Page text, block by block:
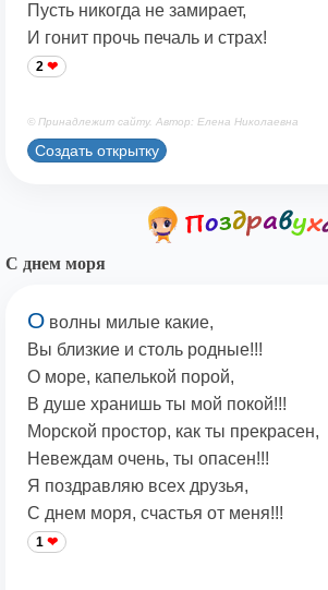
Пусть никогда не замирает,
И гонит прочь печаль и страх!
2
© Принадлежит сайту. Автор: Елена Николаевна
Создать открытку
С днем моря
О волны милые какие,
Вы близкие и столь родные!!!
О море, капелькой порой,
В душе хранишь ты мой покой!!!
Морской простор, как ты прекрасен,
Невеждам очень, ты опасен!!!
Я поздравляю всех друзья,
С днем моря, счастья от меня!!!
1